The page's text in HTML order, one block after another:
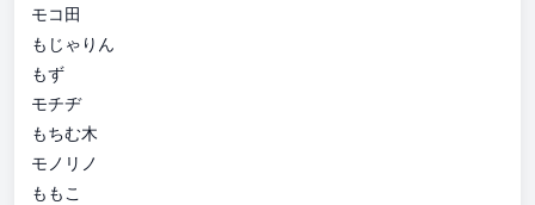
モコ田
もじゃりん
もず
モチヂ
もちむ木
モノリノ
ももこ